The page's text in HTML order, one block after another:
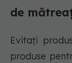
de
Evitați
produse